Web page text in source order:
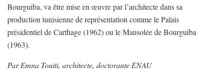
Bourguiba, va être mise en œuvre par l’architecte dans sa
production tunisienne de représentation comme le Palais
présidentiel de Carthage (1962) ou le Mausolée de Bourguiba
(1963).
Par Emna Touiti, architecte, doctorante ENAU